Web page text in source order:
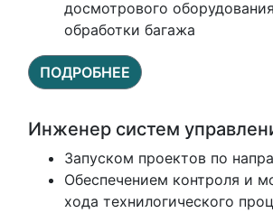
досмотрового
обработки багажа
ПОДРОБНЕЕ
Инженер систем
Запуском проектов по
Обеспечением контроля и
хода технилогического